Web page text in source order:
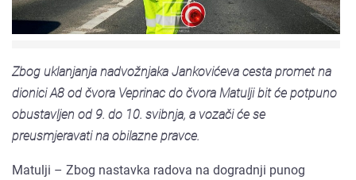
Zbog uklanjanja nadvožnjaka Jankovićeva cesta promet na
dionici A8 od čvora Veprinac do čvora Matulji bit će potpuno
obustavljen od 9. do 10. svibnja, a vozači će se
preusmjeravati na obilazne pravce.
Matulji – Zbog nastavka radova na dogradnji punog